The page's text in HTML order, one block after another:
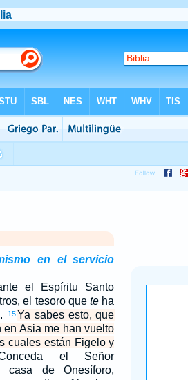
en el servicio
el Espíritu Santo
el tesoro quete ha
15Ya sabes esto, que
Asia me han vuelto
cuales están Figelo y
el Señor
de Onesíforo,